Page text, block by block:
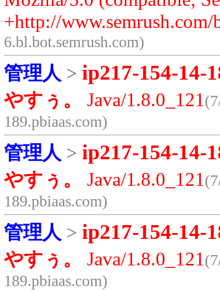
+http://
6.bl.bot.semrush.com)
管理人 > ip217-154-14-
やすぅ。 Java/1.8.0_121
189.pbiaas.com)
管理人 > ip217-154-14-
やすぅ。 Java/1.8.0_121
189.pbiaas.com)
管理人 > ip217-154-14-
やすぅ。 Java/1.8.0_121
189.pbiaas.com)